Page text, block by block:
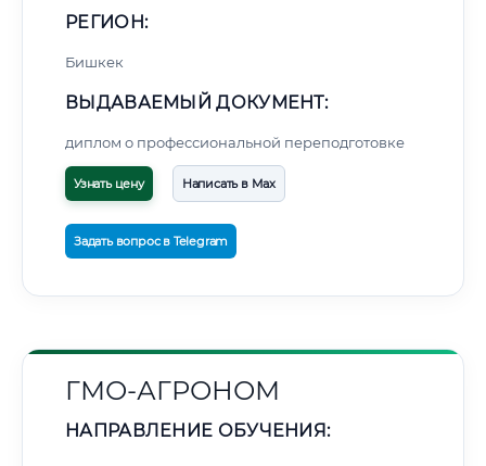
РЕГИОН:
Бишкек
ВЫДАВАЕМЫЙ ДОКУМЕНТ:
диплом о профессиональной переподготовке
Узнать цену Написать в Max
Задать вопрос в Telegram
ГМО-АГРОНОМ
НАПРАВЛЕНИЕ ОБУЧЕНИЯ: